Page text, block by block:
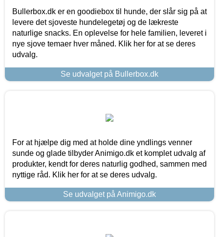
Bullerbox.dk er en goodiebox til hunde, der slår sig på at
levere det sjoveste hundelegetøj og de lækreste
naturlige snacks. En oplevelse for hele familien, leveret i
nye sjove temaer hver måned. Klik her for at se deres
udvalg.
Se udvalget på Bullerbox.dk
For at hjælpe dig med at holde dine yndlings venner
sunde og glade tilbyder Animigo.dk et komplet udvalg af
produkter, kendt for deres naturlig godhed, sammen med
nyttige råd. Klik her for at se deres udvalg.
Se udvalget på Animigo.dk